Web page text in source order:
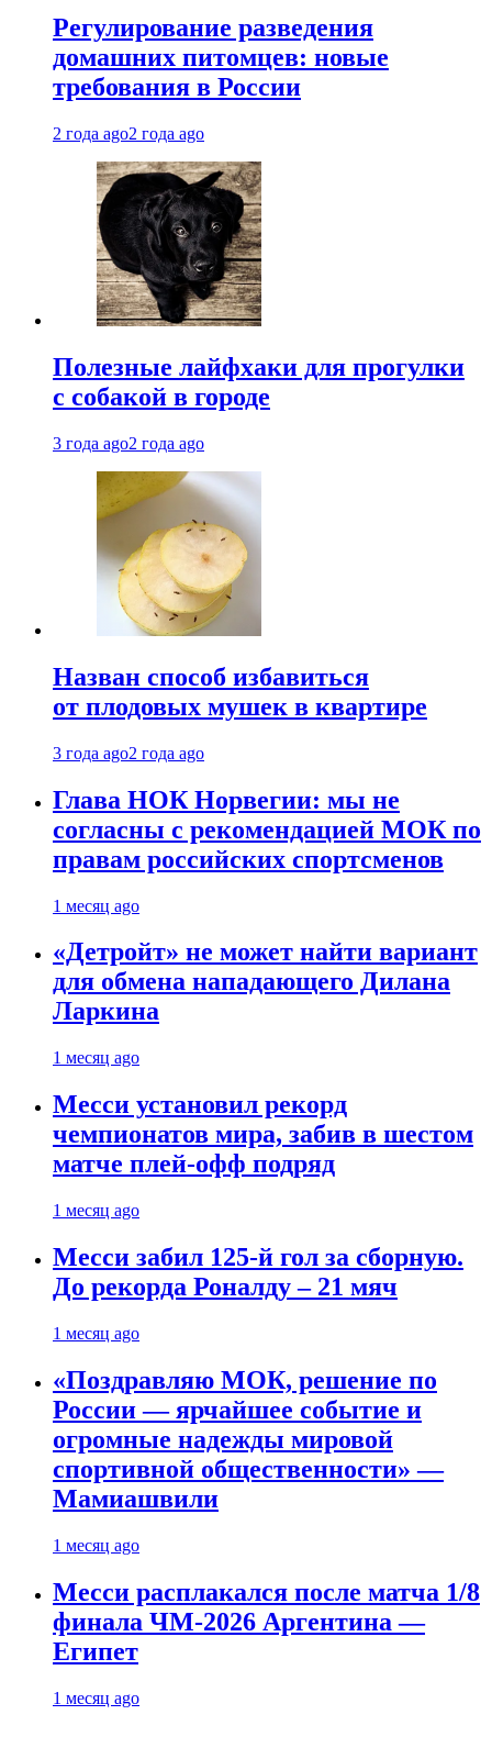
Регулирование разведения
домашних питомцев: новые
требования в России
2 года ago2 года ago
Полезные лайфхаки для прогулки
с собакой в городе
3 года ago2 года ago
Назван способ избавиться
от плодовых мушек в квартире
3 года ago2 года ago
Глава НОК Норвегии: мы не
согласны с рекомендацией МОК по
правам российских спортсменов
1 месяц ago
«Детройт» не может найти вариант
для обмена нападающего Дилана
Ларкина
1 месяц ago
Месси установил рекорд
чемпионатов мира, забив в шестом
матче плей‑офф подряд
1 месяц ago
Месси забил 125-й гол за сборную.
До рекорда Роналду – 21 мяч
1 месяц ago
«Поздравляю МОК, решение по
России — ярчайшее событие и
огромные надежды мировой
спортивной общественности» —
Мамиашвили
1 месяц ago
Месси расплакался после матча 1/8
финала ЧМ-2026 Аргентина —
Египет
1 месяц ago